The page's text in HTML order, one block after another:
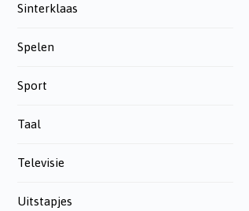
Sinterklaas
Spelen
Sport
Taal
Televisie
Uitstapjes